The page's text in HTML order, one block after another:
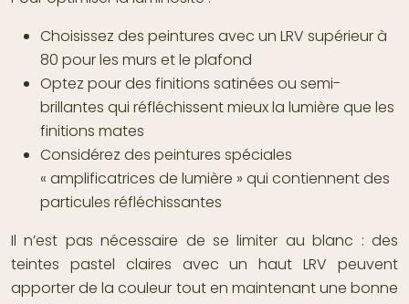
Choisissez des peintures avec un LRV supérieur à
80 pour les murs et le plafond
Optez pour des finitions satinées ou semi-
brillantes qui réfléchissent mieux la lumière que les
finitions mates
Considérez des peintures spéciales
« amplificatrices de lumière » qui contiennent des
particules réfléchissantes
Il n’est pas nécessaire de se limiter au blanc : des
teintes pastel claires avec un haut LRV peuvent
apporter de la couleur tout en maintenant une bonne